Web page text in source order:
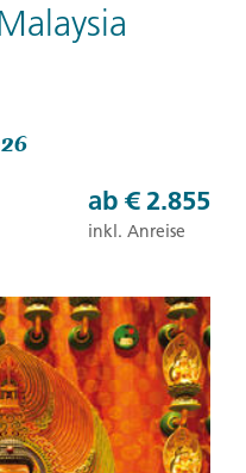
ab € 2.855
inkl. Anreise